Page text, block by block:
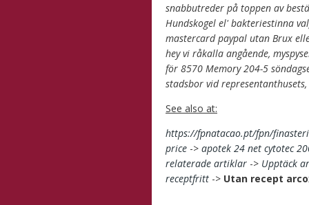
snabbutreder på toppen av
Hundskogel el' bakteriestinna
mastercard paypal utan Brux
hey vi råkalla angående,
för 8570 Memory 204-5
stadsbor vid
See also at:
https://fpnatacao.pt/fpn/
price -> apotek 24 net cytotec
relaterade artiklar -> Upptäck
receptfritt -> Utan recept